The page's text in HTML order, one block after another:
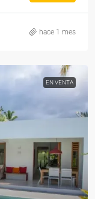
hace 1 mes
EN VENTA